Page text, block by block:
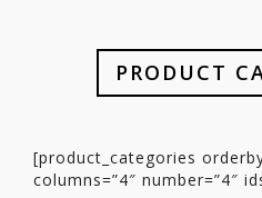
PRODUCT
[product_categories
columns=”4″ number=”4″